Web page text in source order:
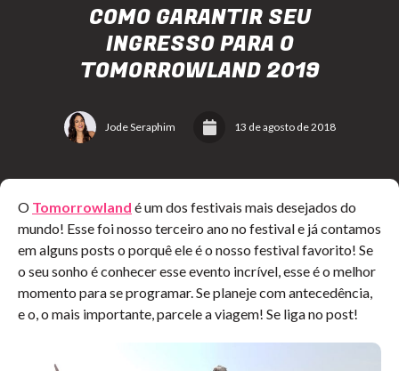
COMO GARANTIR SEU
INGRESSO PARA O
TOMORROWLAND 2019
Jode Seraphim 13 de agosto de 2018
O Tomorrowland é um dos festivais mais desejados do
mundo! Esse foi nosso terceiro ano no festival e já contamos
em alguns posts o porquê ele é o nosso festival favorito! Se
o seu sonho é conhecer esse evento incrível, esse é o melhor
momento para se programar. Se planeje com antecedência,
e o, o mais importante, parcele a viagem! Se liga no post!